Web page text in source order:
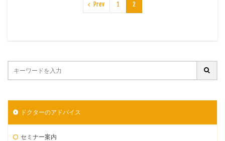
Prev 1 2
ドクターのアドバイス
セミナー案内